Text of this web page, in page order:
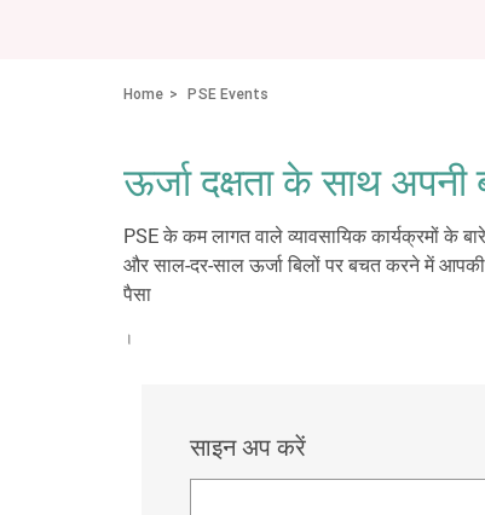
Home PSE Events
ऊर्जा दक्षता के साथ अपनी
PSE के कम लागत वाले व्यावसायिक कार्यक्रमों के
और साल-दर-साल ऊर्जा बिलों पर बचत करने में
पैसा
।
साइन अप करें